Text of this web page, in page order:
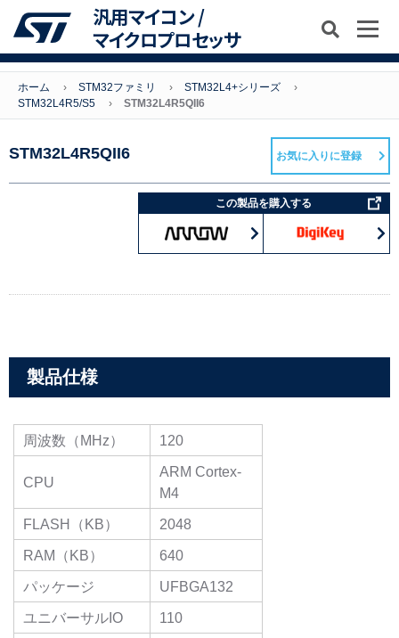
汎用マイコン /
マイクロプロセッサ
ホーム STM32ファミリ
STM32L4+シリーズ
STM32L4R5/S5
STM32L4R5QII6
STM32L4R5QII6
この製品を購入する
お気に入りに登録
製品仕様
周波数（MHz） 120
CPU
ARM Cortex-
M4
FLASH（KB）
2048
RAM（KB）
640
パッケージ
UFBGA132
ユニバーサルIO
110